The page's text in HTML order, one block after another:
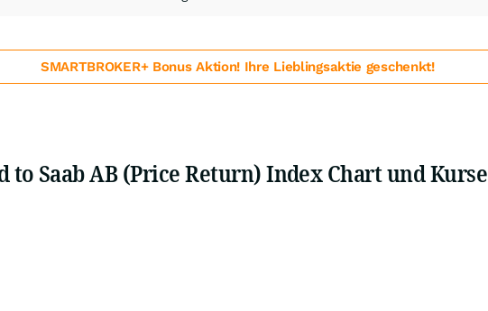
SMARTBROKER+ Bonus Aktion! Ihre Lieblingsaktie geschenkt!
to Saab AB (Price Return) Index Chart und Kurse